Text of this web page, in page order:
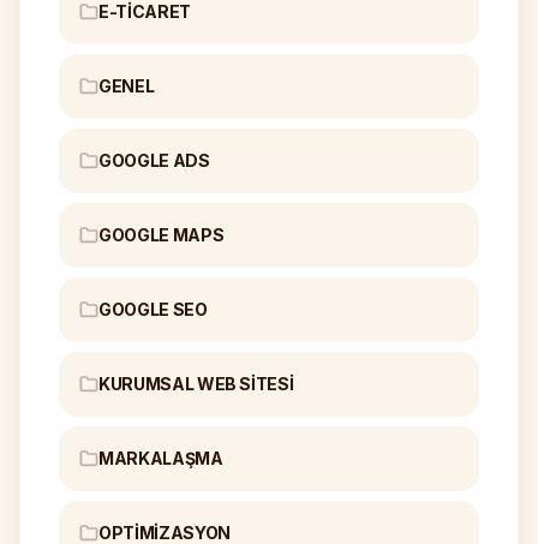
E-TICARET
GENEL
GOOGLE ADS
GOOGLE MAPS
GOOGLE SEO
KURUMSAL WEB SITESI
MARKALAŞMA
OPTIMIZASYON